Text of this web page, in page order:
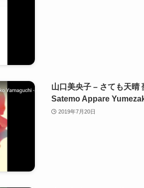
山口美央子 – さても天
Satemo Appare
2019年7月20日